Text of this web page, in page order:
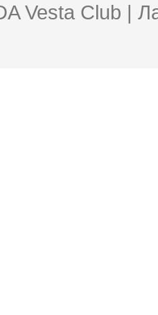
Vesta Club |